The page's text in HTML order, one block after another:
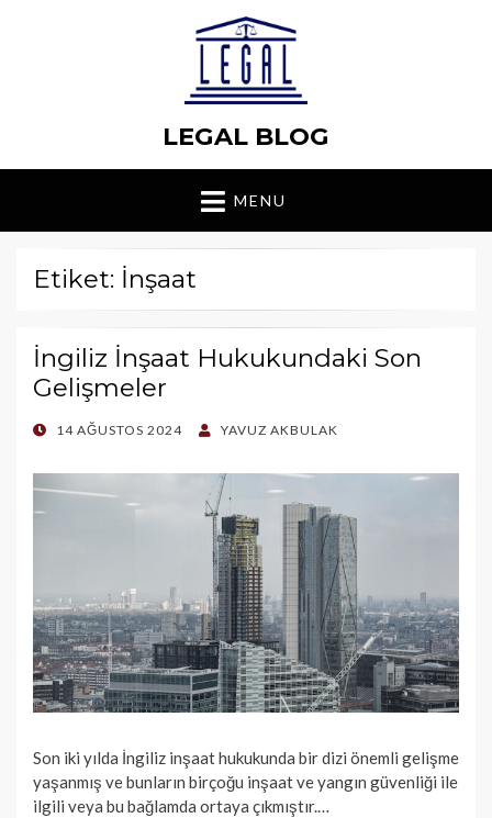
LEGAL BLOG
MENU
Etiket: İnşaat
İngiliz İnşaat Hukukundaki Son
Gelişmeler
POSTED
14 AĞUSTOS 2024 YAVUZ AKBULAK
Son iki yılda İngiliz inşaat hukukunda bir dizi önemli gelişme
yaşanmış ve bunların birçoğu inşaat ve yangın güvenliği ile
ilgili veya bu bağlamda ortaya çıkmıştır.…